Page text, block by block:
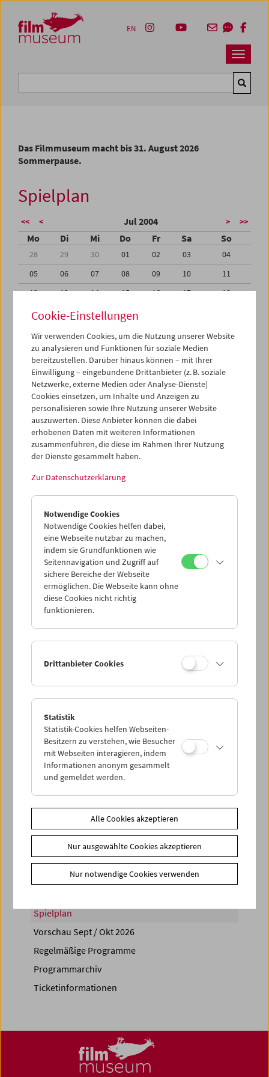
Zum Inhalt
Zum Hauptmenü
Zur Servicenavigation
Zum Suche
Navbar
EN
Das Filmmuseum macht bis 31. August 2026
Sommerpause.
Spielplan
<< < Jul 2004 > >>
Mo Di Mi Do Fr Sa So
28 29 30 01 02 03
04
05
06 07 08 09 10
11
12
13 14 15 16 17
18
19
20 21 22
26
28 30
01
02
03 04 05 06 07
iCalender
Programmheft-PDF
English language or subtitles
< Vorherige Woche
Mo 19.7.
Di 20.7.
Mi 21.7.
Do 22.7.
Sa 24.7.
PROGRAMM ÜBERBLICK
Share on
Spielplan
Vorschau Sept / Okt 2026
Regelmäßige Programme
Programmarchiv
Ticketinformationen
Cookie-Einstellungen
Wir verwenden Cookies, um die Nutzung unserer Website
zu analysieren und Funktionen für soziale Medien
bereitzustellen. Darüber hinaus können – mit Ihrer
Einwilligung – eingebundene Drittanbieter (z. B. soziale
Netzwerke, externe Medien oder Analyse-Dienste)
Cookies einsetzen, um Inhalte und Anzeigen zu
personalisieren sowie Ihre Nutzung unserer Website
auszuwerten. Diese Anbieter können die dabei
erhobenen Daten mit weiteren Informationen
zusammenführen, die diese im Rahmen Ihrer Nutzung
der Dienste gesammelt haben.
Zur Datenschutzerklärung
Notwendige Cookies
Notwendige Cookies helfen dabei,
eine Webseite nutzbar zu machen,
indem sie Grundfunktionen wie
Seitennavigation und Zugriff auf
sichere Bereiche der Webseite
ermöglichen. Die Webseite kann ohne
diese Cookies nicht richtig
funktionieren.
Drittanbieter Cookies
Statistik
Statistik-Cookies helfen Webseiten-
Besitzern zu verstehen, wie Besucher
mit Webseiten interagieren, indem
Informationen anonym gesammelt
und gemeldet werden.
Alle Cookies akzeptieren
Nur ausgewählte Cookies akzeptieren
Nur notwendige Cookies verwenden